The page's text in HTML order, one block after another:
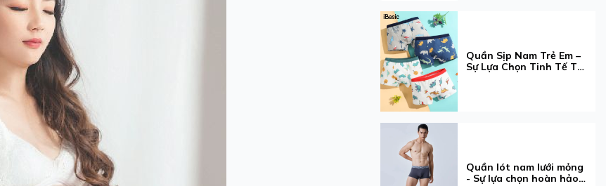
Quần Sịp Nam Trẻ Em –
Sự Lựa Chọn Tinh Tế Từ
Quần lót nam lưới mỏng
- Sự lựa chọn hoàn hảo